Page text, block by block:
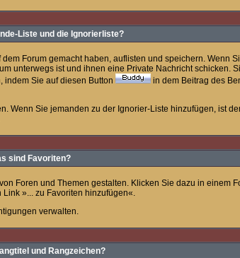
Liste und die Ignorierliste?
Forum gemacht haben, auflisten und speichern. Wenn
unterwegs ist und ihnen eine Private Nachricht schicken.
indem Sie auf diesen Button
in dem Beitrag des
Wenn Sie jemanden zu der Ignorier-Liste hinzufügen, ist
sind Favoriten?
Foren und Themen gestalten. Klicken Sie dazu in einem
»... zu Favoriten hinzufügen«.
verwalten.
und Rangzeichen?